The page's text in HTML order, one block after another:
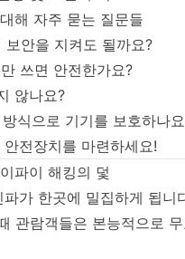
해 자주 묻는 질문들
보안을 지켜도 될까요?
쓰면 안전한가요?
않나요?
식으로 기기를 보호하나
전장치를 마련하세요!
파이 해킹의 덫
가 한곳에 밀집하게 됩니
관람객들은 본능적으로